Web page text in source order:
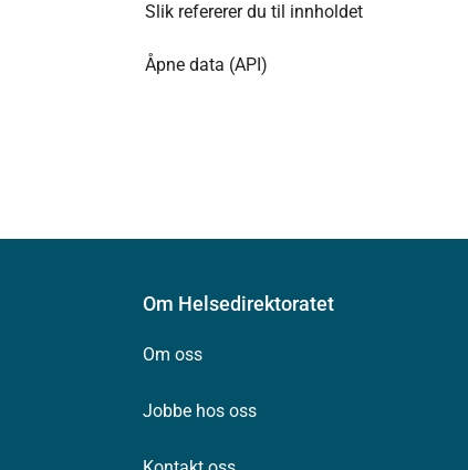
Slik refererer du til innholdet
Åpne data (API)
Om Helsedirektoratet
Om oss
Jobbe hos oss